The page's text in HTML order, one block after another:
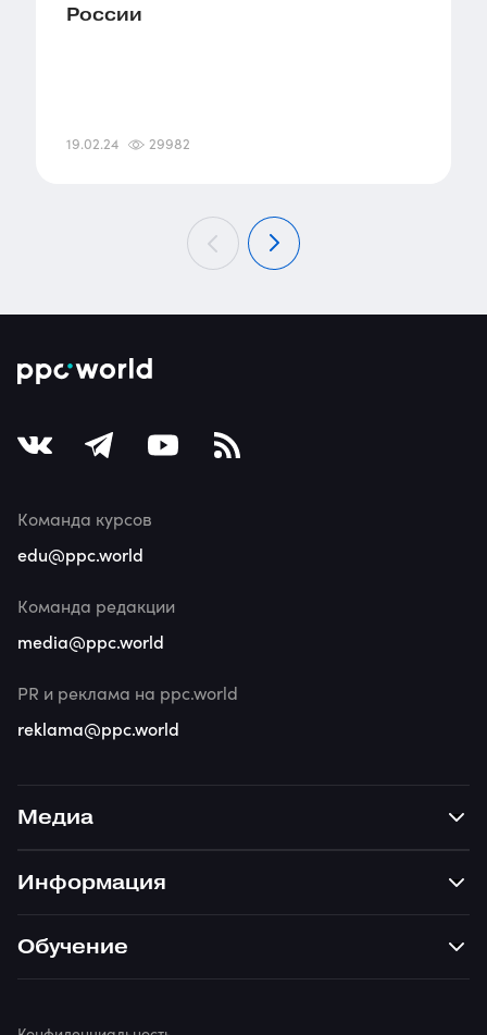
России
19.02.24 29982
Медиа
Информация
Обучение
Команда курсов
edu@ppc.world
Команда редакции
media@ppc.world
PR и реклама на ppc.world
reklama@ppc.world